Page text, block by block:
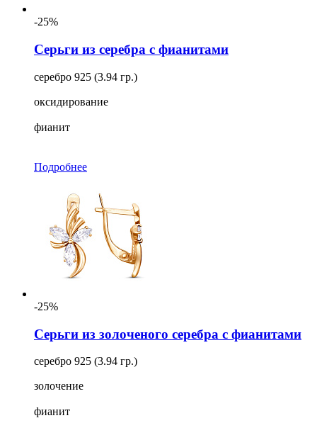
-25%
Серьги из серебра с фианитами
серебро 925 (3.94 гр.)
оксидирование
фианит
Подробнее
-25%
Серьги из золоченого серебра с фианитами
серебро 925 (3.94 гр.)
золочение
фианит